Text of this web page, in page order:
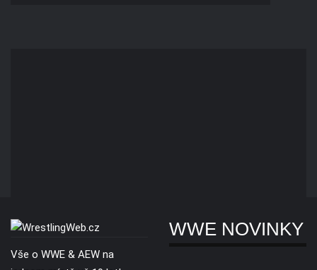
Vše o WWE & AEW na
WWE NOVINKY